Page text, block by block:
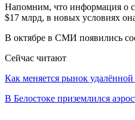
Напомним, что информация о
$17 млрд, в новых условиях
В октябре в СМИ появились
Сейчас читают
Как меняется рынок
В Белостоке приземлился